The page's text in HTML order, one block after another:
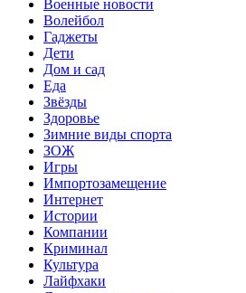
Военные новости
Волейбол
Гаджеты
Дети
Дом и сад
Еда
Звёзды
Здоровье
Зимние виды спорта
ЗОЖ
Игры
Импортозамещение
Интернет
Истории
Компании
Криминал
Культура
Лайфхаки